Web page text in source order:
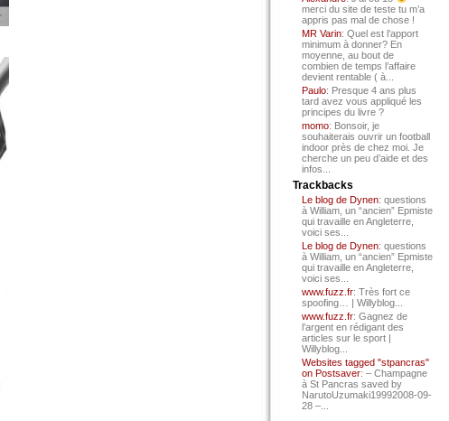
merci du site de teste tu m’a
appris pas mal de chose !
MR Varin: Quel est l’apport
minimum à donner? En
moyenne, au bout de
combien de temps l’affaire
devient rentable ( à...
Paulo: Presque 4 ans plus
tard avez vous appliqué les
principes du livre ?
momo: Bonsoir, je
souhaiterais ouvrir un football
indoor près de chez moi. Je
cherche un peu d’aide et des
infos...
Trackbacks
Le blog de Dynen: questions
à William, un “ancien” Epmiste
qui travaille en Angleterre,
voici ses...
Le blog de Dynen: questions
à William, un “ancien” Epmiste
qui travaille en Angleterre,
voici ses...
www.fuzz.fr: Très fort ce
spoofing… | Willyblog...
www.fuzz.fr: Gagnez de
l’argent en rédigant des
articles sur le sport |
Willyblog...
Websites tagged "stpancras"
on Postsaver: – Champagne
à St Pancras saved by
NarutoUzumaki19992008-09-
28 –...